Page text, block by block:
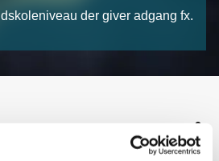
der giver adgang fx.
på